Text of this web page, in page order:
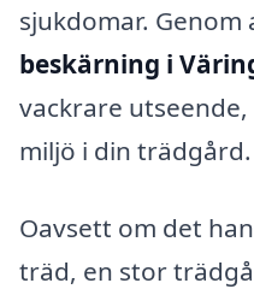
sjukdomar.
beskärning i
vackrare
miljö i din trädgård.
Oavsett om det
träd, en stor